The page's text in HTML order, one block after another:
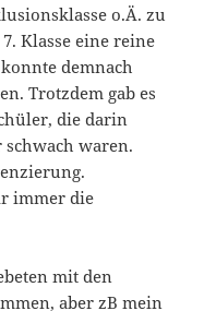
o.Ä. zu
Klasse eine reine
demnach
Trotzdem gab es
die darin
waren.
immer die
mit den
aber zB mein